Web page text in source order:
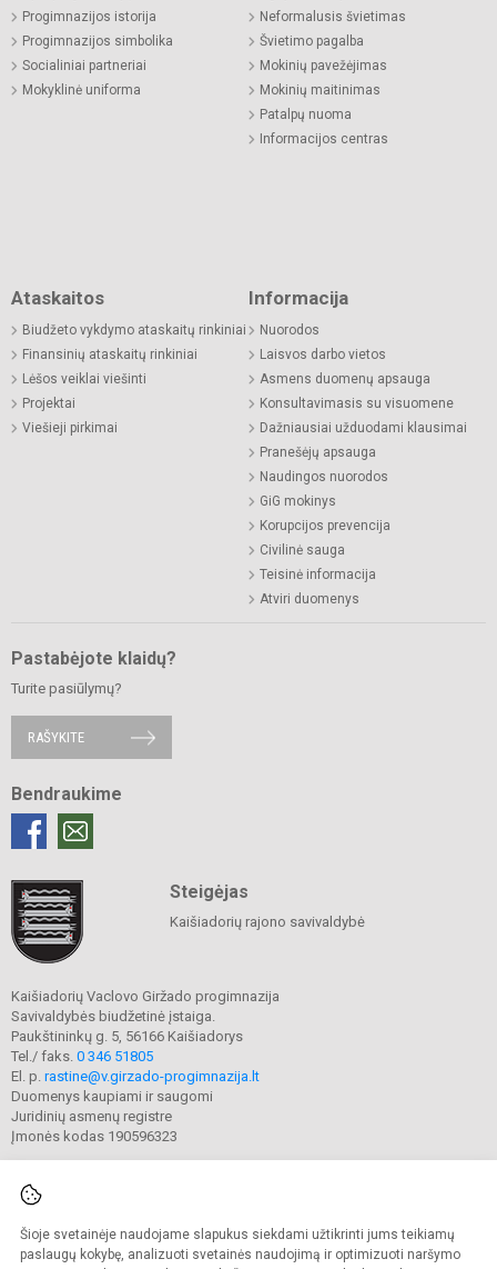
Šioje svetainėje naudojame slapukus siekdami užtikrinti jums teikiamų
paslaugų kokybę, analizuoti svetainės naudojimą ir optimizuoti naršymo
Progimnazijos istorija
Progimnazijos simbolika
Socialiniai partneriai
Mokyklinė uniforma
Neformalusis švietimas
Švietimo pagalba
Mokinių pavežėjimas
Mokinių maitinimas
Patalpų nuoma
Informacijos centras
Ataskaitos
Biudžeto vykdymo ataskaitų rinkiniai
Finansinių ataskaitų rinkiniai
Lėšos veiklai viešinti
Projektai
Viešieji pirkimai
Informacija
Nuorodos
Laisvos darbo vietos
Asmens duomenų apsauga
Konsultavimasis su visuomene
Dažniausiai užduodami klausimai
Pranešėjų apsauga
Naudingos nuorodos
GiG mokinys
Korupcijos prevencija
Civilinė sauga
Teisinė informacija
Atviri duomenys
Pastabėjote klaidų?
Turite pasiūlymų?
RAŠYKITE
Bendraukime
Steigėjas
Kaišiadorių rajono savivaldybė
Kaišiadorių Vaclovo Giržado progimnazija
Savivaldybės biudžetinė įstaiga.
Paukštininkų g. 5, 56166 Kaišiadorys
Tel./ faks. 0 346 51805
El. p. rastine@v.girzado-progimnazija.lt
Duomenys kaupiami ir saugomi
Juridinių asmenų registre
Įmonės kodas 190596323
© 2020. Kaišiadorių Vaclovo Giržado progimnazija. Visos teisės saugomos.
Kopijuoti turinį be raštiško gimnazijos sutikimo griežtai draudžiama.